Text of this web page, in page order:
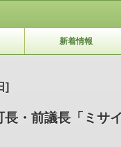
新着情報
]
長・前議長「ミサ